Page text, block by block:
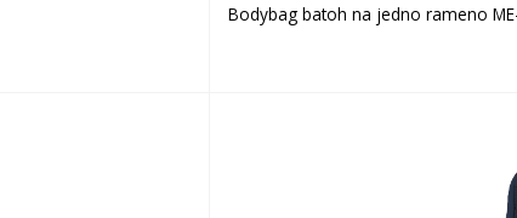
Bodybag batoh na jedno rameno